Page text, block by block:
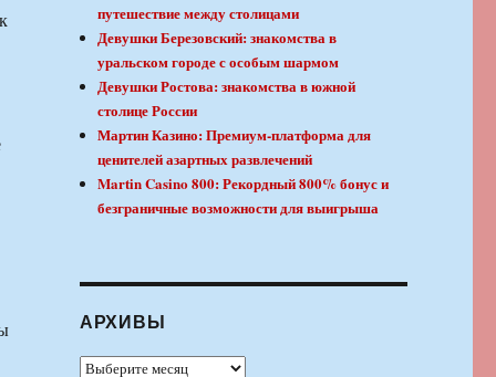
путешествие между столицами
Девушки Березовский: знакомства в
уральском городе с особым шармом
Девушки Ростова: знакомства в южной
столице России
Мартин Казино: Премиум-платформа для
ценителей азартных развлечений
Martin Casino 800: Рекордный 800% бонус и
безграничные возможности для выигрыша
АРХИВЫ
Архивы